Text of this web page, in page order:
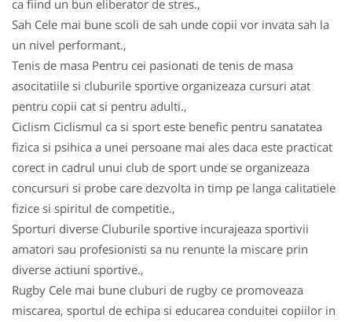
ca fiind un bun eliberator de stres.,
Sah Cele mai bune scoli de sah unde copii vor invata sah la
un nivel performant.,
Tenis de masa Pentru cei pasionati de tenis de masa
asocitatiile si cluburile sportive organizeaza cursuri atat
pentru copii cat si pentru adulti.,
Ciclism Ciclismul ca si sport este benefic pentru sanatatea
fizica si psihica a unei persoane mai ales daca este practicat
corect in cadrul unui club de sport unde se organizeaza
concursuri si probe care dezvolta in timp pe langa calitatiele
fizice si spiritul de competitie.,
Sporturi diverse Cluburile sportive incurajeaza sportivii
amatori sau profesionisti sa nu renunte la miscare prin
diverse actiuni sportive.,
Rugby Cele mai bune cluburi de rugby ce promoveaza
miscarea, sportul de echipa si educarea conduitei copiilor in